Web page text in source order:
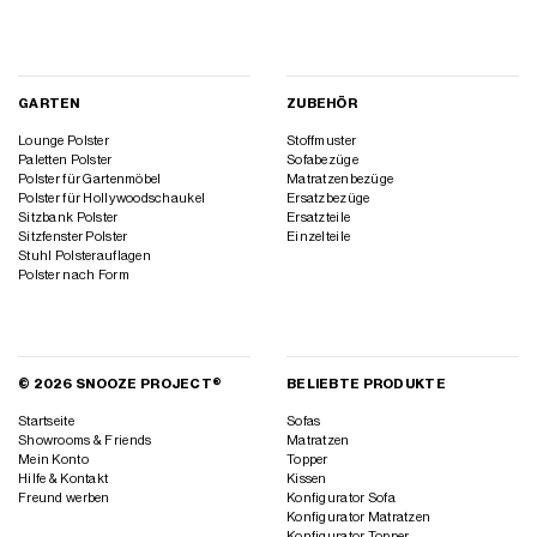
GARTEN
Lounge Polster
Paletten Polster
Polster für Gartenmöbel
Polster für Hollywoodschaukel
Sitzbank Polster
Sitzfenster Polster
Stuhl Polsterauflagen
Polster nach Form
ZUBEHÖR
Stoffmuster
Sofabezüge
Matratzenbezüge
Ersatzbezüge
Ersatzteile
Einzelteile
© 2026 SNOOZE PROJECT®
Startseite
Showrooms & Friends
Mein Konto
Hilfe & Kontakt
Freund werben
BELIEBTE PRODUKTE
Sofas
Matratzen
Topper
Kissen
Konfigurator Sofa
Konfigurator Matratzen